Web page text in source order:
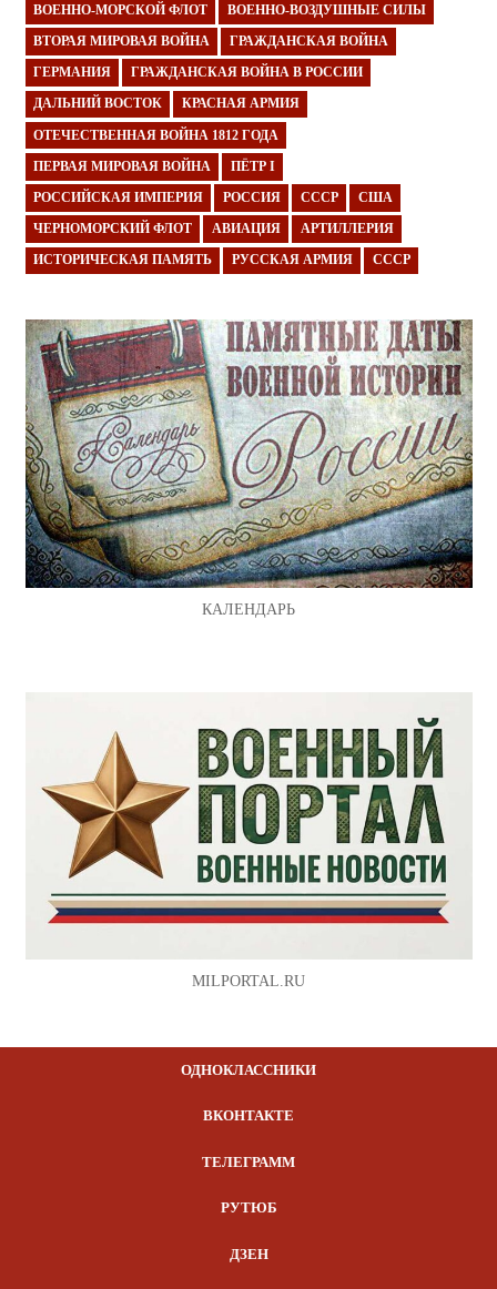
ВОЕННО-МОРСКОЙ ФЛОТ ВОЕННО-ВОЗДУШНЫЕ СИЛЫ
ВТОРАЯ МИРОВАЯ ВОЙНА ГРАЖДАНСКАЯ ВОЙНА
ГЕРМАНИЯ ГРАЖДАНСКАЯ ВОЙНА В РОССИИ
ДАЛЬНИЙ ВОСТОК КРАСНАЯ АРМИЯ
ОТЕЧЕСТВЕННАЯ ВОЙНА 1812 ГОДА
ПЕРВАЯ МИРОВАЯ ВОЙНА ПЁТР I
РОССИЙСКАЯ ИМПЕРИЯ РОССИЯ СССР США
ЧЕРНОМОРСКИЙ ФЛОТ АВИАЦИЯ АРТИЛЛЕРИЯ
ИСТОРИЧЕСКАЯ ПАМЯТЬ РУССКАЯ АРМИЯ СССР
КАЛЕНДАРЬ
MILPORTAL.RU
ОДНОКЛАССНИКИ
ВКОНТАКТЕ
ТЕЛЕГРАММ
РУТЮБ
ДЗЕН